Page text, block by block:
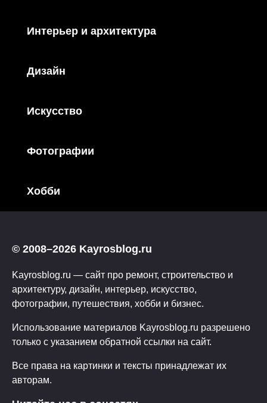
Интерьер и архитектура
Дизайн
Искусство
Фотографии
Хобби
© 2008–2026 Kayrosblog.ru
Kayrosblog.ru — сайт про ремонт, строительство и
архитектуру, дизайн, интерьер, искусство,
фотографии, путешествия, хобби и бизнес.
Использование материалов Kayrosblog.ru разрешено
только с указанием обратной ссылки на сайт.
Все права на картинки и тексты принадлежат их
авторам.